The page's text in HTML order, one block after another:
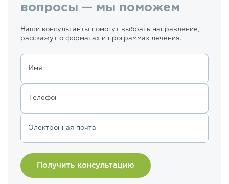
вопросы — мы поможем
Наши консультанты помогут выбрать направление,
расскажут о форматах и программах лечения.
Имя
Телефон
Электронная почта